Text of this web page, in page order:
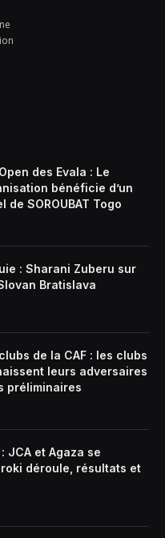
des Evala : Le
bénéficie d’un
de SOROUBAT Togo
: Sharani Zuberu sur
Bratislava
de la CAF : les clubs
leurs adversaires
préliminaires
JCA et Agaza se
déroule, résultats et